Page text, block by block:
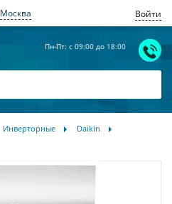
Москва Войти
Пн-Пт: с 09:00 до 18:00
Инверторные Daikin